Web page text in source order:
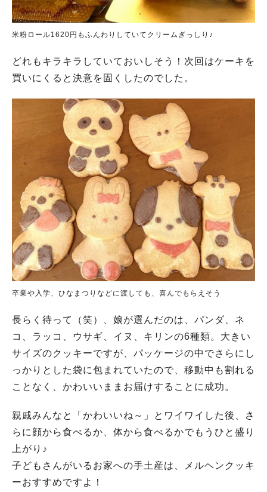
米粉ロール1620円もふんわりしていてクリームぎっしり♪
どれもキラキラしていておいしそう！次回はケーキを
買いにくると決意を固くしたのでした。
卒業や入学、ひなまつりなどに渡しても、喜んでもらえそう
長らく待って（笑）、娘が選んだのは、パンダ、ネ
コ、ラッコ、ウサギ、イヌ、キリンの6種類。大きい
サイズのクッキーですが、パッケージの中でさらにし
っかりとした袋に包まれていたので、移動中も割れる
ことなく、かわいいままお届けすることに成功。
親戚みんなと「かわいいね～」とワイワイした後、さ
らに顔から食べるか、体から食べるかでもうひと盛り
上がり♪
子どもさんがいるお家への手土産は、メルヘンクッキ
ーおすすめですよ！